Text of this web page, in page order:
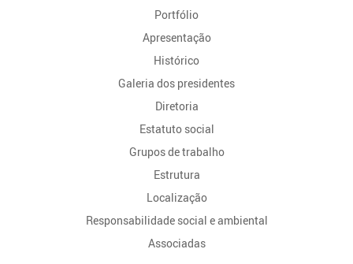
Portfólio
Apresentação
Histórico
Galeria dos presidentes
Diretoria
Estatuto social
Grupos de trabalho
Estrutura
Localização
Responsabilidade social e ambiental
Associadas